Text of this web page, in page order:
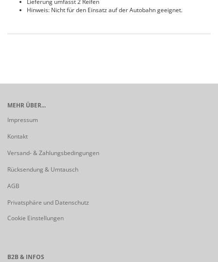
Lieferung umfasst 2 Reifen
Hinweis: Nicht für den Einsatz auf der Autobahn geeignet.
MEHR ÜBER...
Impressum
Kontakt
Versand- & Zahlungsbedingungen
Rücksendung & Umtausch
AGB
Privatsphäre und Datenschutz
Cookie Einstellungen
B2B & INFOS